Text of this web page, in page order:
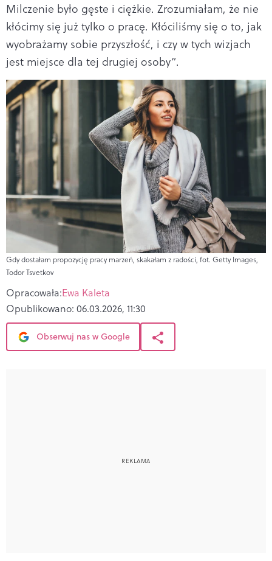
Milczenie było gęste i ciężkie. Zrozumiałam, że nie
kłócimy się już tylko o pracę. Kłóciliśmy się o to, jak
wyobrażamy sobie przyszłość, i czy w tych wizjach
jest miejsce dla tej drugiej osoby”.
Gdy dostałam propozycję pracy marzeń, skakałam z radości, fot. Getty Images,
Todor Tsvetkov
Opracowała:Ewa Kaleta
Opublikowano: 06.03.2026, 11:30
Obserwuj nas w Google